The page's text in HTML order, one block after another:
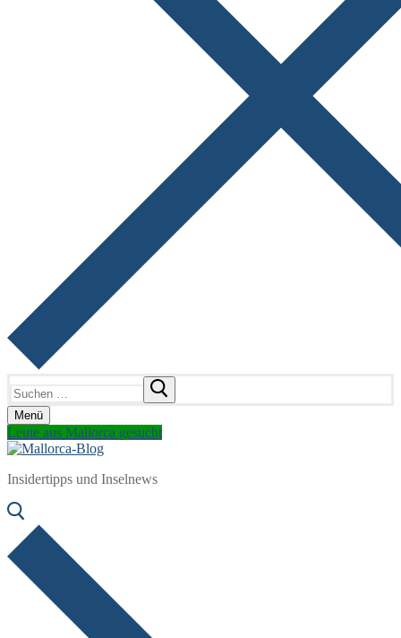
nach:
Menü
Leute aus Mallorca gesucht
Insidertipps und Inselnews